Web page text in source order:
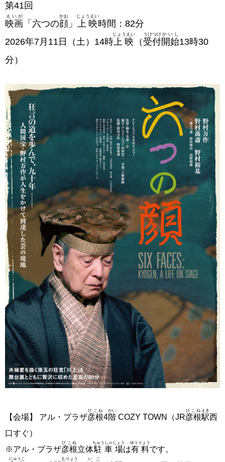
第41回
映画
えいが
「六つの顔
かお
」 上映
じょうえい
時間：82分
2026年7月11日（土）14時上映
じょうえい
（ 受付
うけつけ
開始
かいし
13時30
分）
【会場】 アル・プラザ彦根
ひこね
4階
かい
COZY TOWN（JR彦根
ひこね
駅
えき
西
口すぐ）
※アル・プラザ彦根
ひこね
立体駐車場
ちゅうしゃじょう
は有料
ゆうりょう
です。
にゅうこ むりょう いご